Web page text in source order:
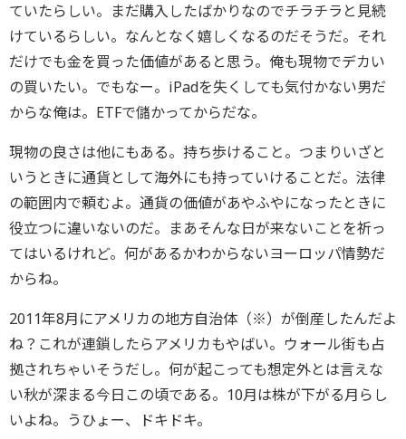
ていたらしい。まだ購入したばかりなのでチラチラと見続
けているらしい。なんとなく嬉しくなるのだそうだ。それ
だけでも金を買った価値があると思う。俺も現物でデカい
の買いたい。でもなー。iPadを失くしても気付かない男だ
からな俺は。ETFで儲かってからだな。
現物の良さは他にもある。持ち歩けること。つまりいざと
いうときに通貨として海外にも持っていけることだ。法律
の範囲内で頼むよ。通貨の価値があやふやになったときに
役立つに違いないのだ。まあそんな日が来ないことを祈っ
てはいるけれど。何があるかわからないヨーロッパ情勢だ
からね。
2011年8月にアメリカの地方自治体（※）が倒産したんだよ
ね？これが連鎖したらアメリカもやばい。ウォール街も占
拠されちゃいそうだし。何が起こっても想定外とは言えな
い秋が深まる今日この頃である。10月は株が下がる月らし
いよね。うひょー、ドキドキ。